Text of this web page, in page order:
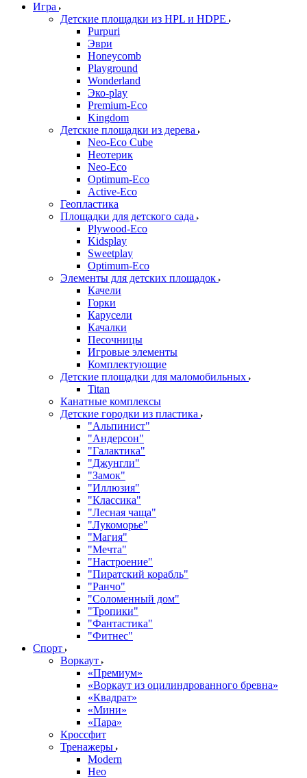
Игра
Детские площадки из HPL и HDPE
Purpuri
Эври
Honeycomb
Playground
Wonderland
Эко-play
Premium-Eco
Kingdom
Детские площадки из дерева
Neo-Eco Cube
Неотерик
Neo-Eco
Оptimum-Еco
Active-Eco
Геопластика
Площадки для детского сада
Plywood-Eco
Kidsplay
Sweetplay
Оptimum-Еco
Элементы для детских площадок
Качели
Горки
Карусели
Качалки
Песочницы
Игровые элементы
Комплектующие
Детские площадки для маломобильных
Titan
Канатные комплексы
Детские городки из пластика
"Альпинист"
"Андерсон"
"Галактика"
"Джунгли"
"Замок"
"Иллюзия"
"Классика"
"Лесная чаща"
"Лукоморье"
"Магия"
"Мечта"
"Настроение"
"Пиратский корабль"
"Ранчо"
"Соломенный дом"
"Тропики"
"Фантастика"
"Фитнес"
Спорт
Воркаут
«Премиум»
«Воркаут из оцилиндрованного бревна»
«Квадрат»
«Мини»
«Пара»
Кроссфит
Тренажеры
Modern
Нео